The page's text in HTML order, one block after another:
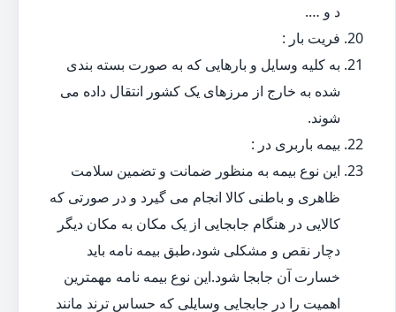
د و ….
فریت بار :
به کلیه وسایل و بارهایی که به صورت بسته بندی
شده به خارج از مرزهای یک کشور انتقال داده می
شوند.
بیمه باربری در :
این نوع بیمه به منظور ضمانت و تضمین سلامت
ظاهری و باطنی کالا انجام می گیرد و در صورتی که
کالایی در هنگام جابجایی از یک مکان به مکان دیگر
دچار نقص و مشکلی شود،طبق بیمه نامه باید
خسارت آن جابجا شود.این نوع بیمه نامه مهمترین
اهمیت را در جابجایی وسایلی که حساس ترند مانند